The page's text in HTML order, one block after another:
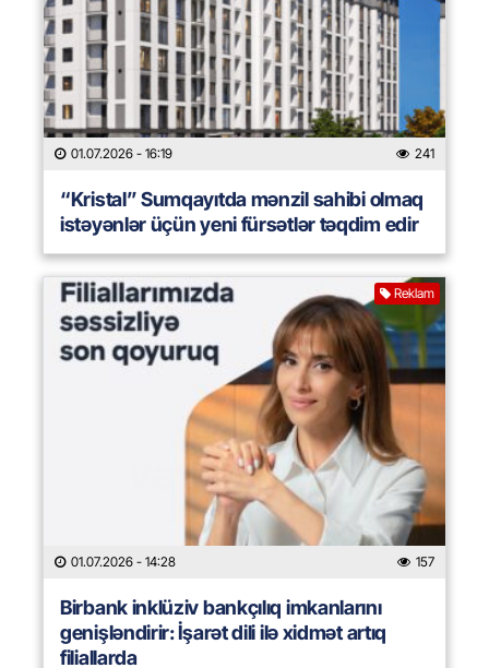
01.07.2026 - 16:19 241
“Kristal” Sumqayıtda mənzil sahibi olmaq
istəyənlər üçün yeni fürsətlər təqdim edir
Reklam
01.07.2026 - 14:28 157
Birbank inklüziv bankçılıq imkanlarını
genişləndirir: İşarət dili ilə xidmət artıq
filiallarda